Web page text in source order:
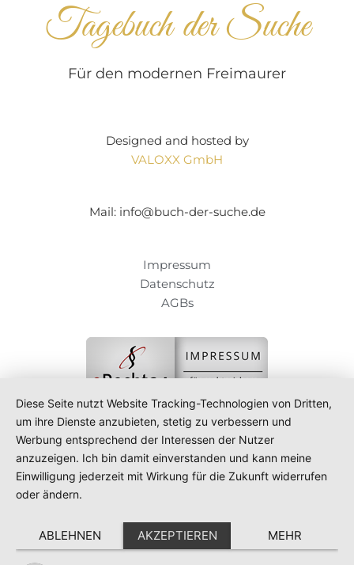
Tagebuch der Suche
Für den modernen Freimaurer
Designed and hosted by
VALOXX GmbH
Mail: info@buch-der-suche.de
Impressum
Datenschutz
AGBs
Diese Seite nutzt Website Tracking-Technologien von Dritten,
um ihre Dienste anzubieten, stetig zu verbessern und
Werbung entsprechend der Interessen der Nutzer
anzuzeigen. Ich bin damit einverstanden und kann meine
Einwilligung jederzeit mit Wirkung für die Zukunft widerrufen
oder ändern.
ABLEHNEN AKZEPTIEREN MEHR